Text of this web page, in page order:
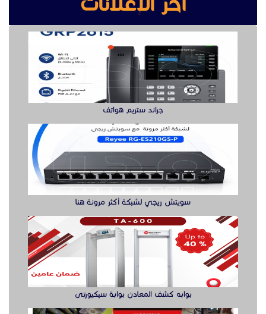
سويتش ريجي لشبكة أكثر مرونة هنا
بوابه كشف المعادن بوابة سيكيورتى
buy ssd solution